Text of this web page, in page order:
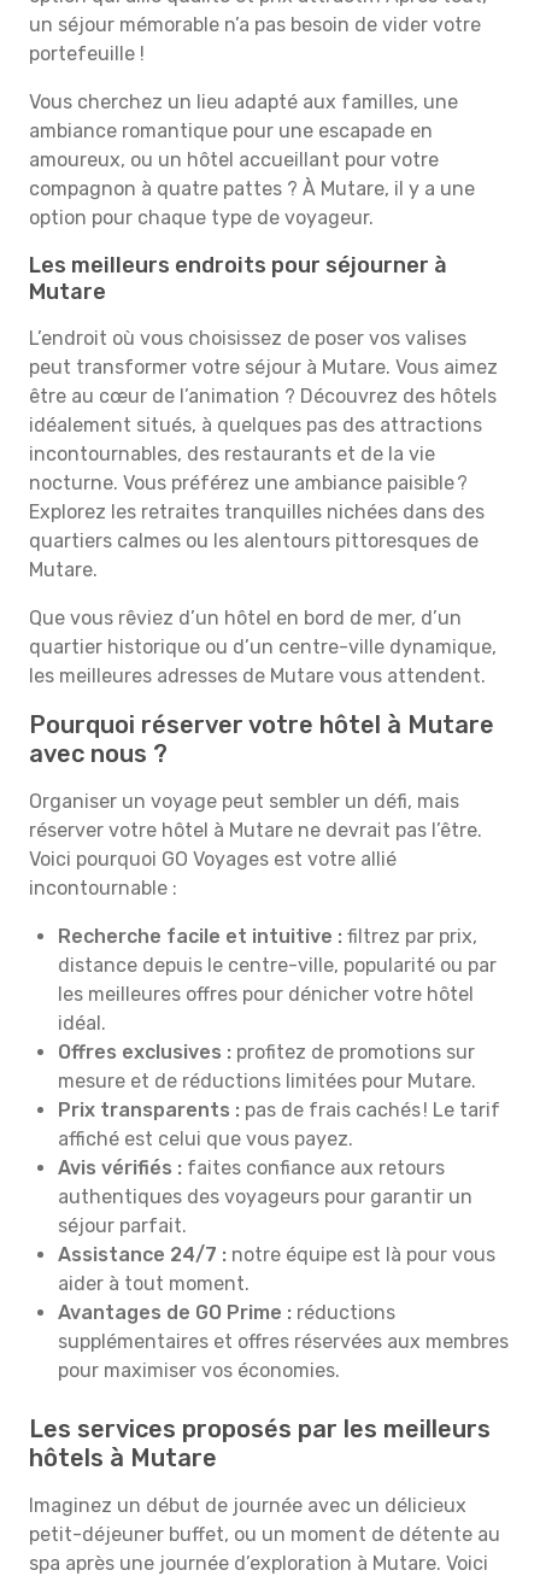
un séjour mémorable n’a pas besoin de vider votre
portefeuille !
Vous cherchez un lieu adapté aux familles, une
ambiance romantique pour une escapade en
amoureux, ou un hôtel accueillant pour votre
compagnon à quatre pattes ? À Mutare, il y a une
option pour chaque type de voyageur.
Les meilleurs endroits pour séjourner à
Mutare
L’endroit où vous choisissez de poser vos valises
peut transformer votre séjour à Mutare. Vous aimez
être au cœur de l’animation ? Découvrez des hôtels
idéalement situés, à quelques pas des attractions
incontournables, des restaurants et de la vie
nocturne. Vous préférez une ambiance paisible ?
Explorez les retraites tranquilles nichées dans des
quartiers calmes ou les alentours pittoresques de
Mutare.
Que vous rêviez d’un hôtel en bord de mer, d’un
quartier historique ou d’un centre-ville dynamique,
les meilleures adresses de Mutare vous attendent.
Pourquoi réserver votre hôtel à Mutare
avec nous ?
Organiser un voyage peut sembler un défi, mais
réserver votre hôtel à Mutare ne devrait pas l’être.
Voici pourquoi GO Voyages est votre allié
incontournable :
Recherche facile et intuitive : filtrez par prix,
distance depuis le centre-ville, popularité ou par
les meilleures offres pour dénicher votre hôtel
idéal.
Offres exclusives : profitez de promotions sur
mesure et de réductions limitées pour Mutare.
Prix transparents : pas de frais cachés ! Le tarif
affiché est celui que vous payez.
Avis vérifiés : faites confiance aux retours
authentiques des voyageurs pour garantir un
séjour parfait.
Assistance 24/7 : notre équipe est là pour vous
aider à tout moment.
Avantages de GO Prime : réductions
supplémentaires et offres réservées aux membres
pour maximiser vos économies.
Les services proposés par les meilleurs
hôtels à Mutare
Imaginez un début de journée avec un délicieux
petit-déjeuner buffet, ou un moment de détente au
spa après une journée d’exploration à Mutare. Voici